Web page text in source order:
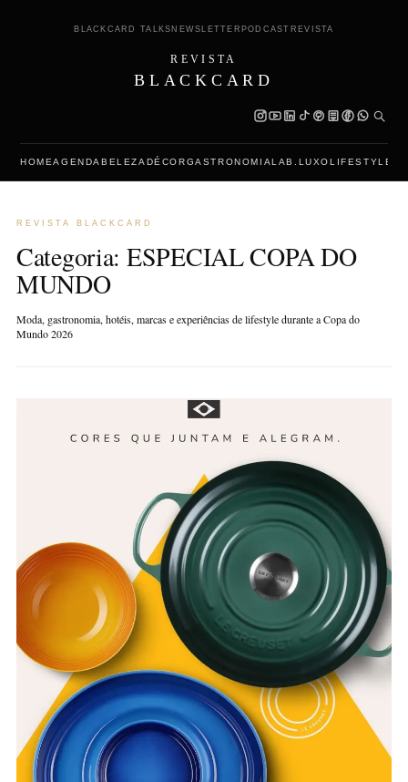
BLACKCARD TALKS NEWSLETTER PODCAST REVISTA
REVISTA
BLACKCARD
HOMEAGENDABELEZA DÉCORGASTRONOMIALAB.LUXOLIFESTYLE
REVISTA BLACKCARD
Categoria: ESPECIAL COPA DO
MUNDO
Moda, gastronomia, hotéis, marcas e experiências de lifestyle durante a Copa do
Mundo 2026